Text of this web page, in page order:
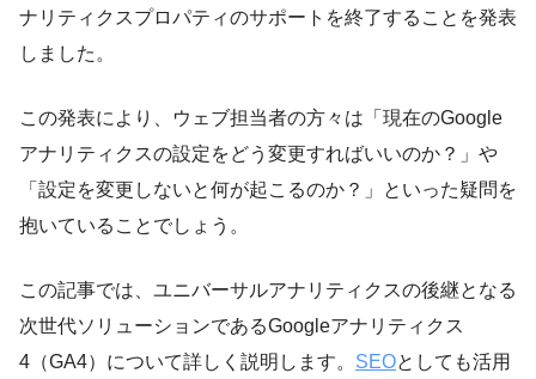
ナリティクスプロパティのサポートを終了することを発表
しました。
この発表により、ウェブ担当者の方々は「現在のGoogle
アナリティクスの設定をどう変更すればいいのか？」や
「設定を変更しないと何が起こるのか？」といった疑問を
抱いていることでしょう。
この記事では、ユニバーサルアナリティクスの後継となる
次世代ソリューションであるGoogleアナリティクス
4（GA4）について詳しく説明します。 SEOとしても活用